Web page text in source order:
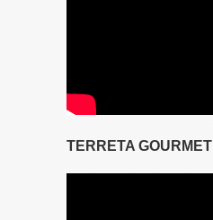
TERRETA GOURMET